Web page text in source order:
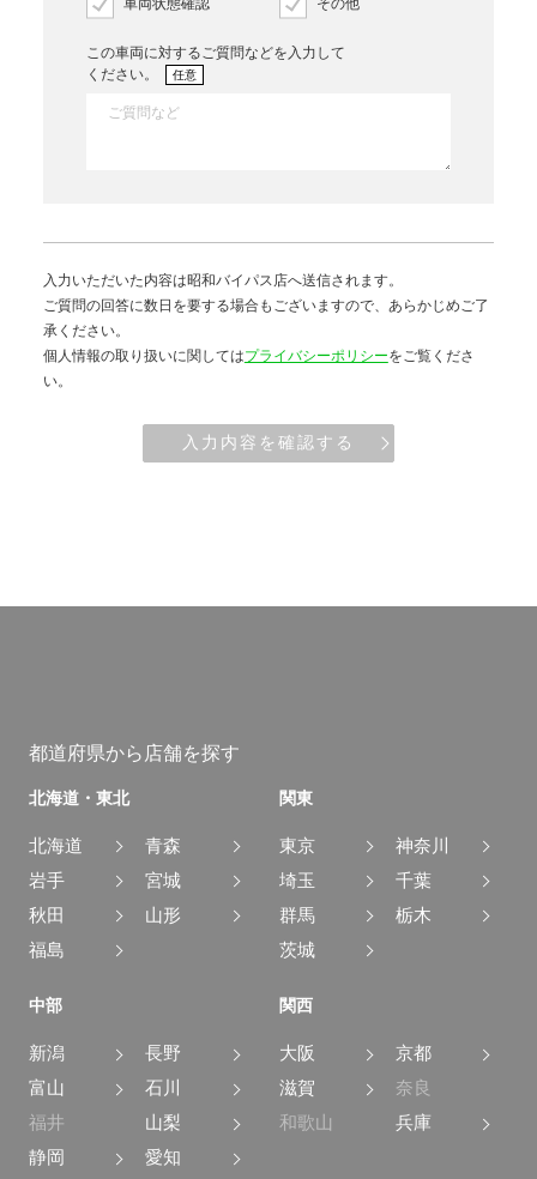
車両状態確認 その他
この車両に対するご質問などを入力して
ください。
任意
入力いただいた内容は昭和バイパス店へ送信されます。
ご質問の回答に数日を要する場合もございますので、あらかじめご了
承ください。
個人情報の取り扱いに関してはプライバシーポリシーをご覧くださ
い。
入力内容を確認する
都道府県から店舗を探す
北海道・東北
北海道
青森
岩手
宮城
秋田
山形
福島
関東
東京
神奈川
埼玉
千葉
群馬
栃木
茨城
中部
新潟
長野
富山
石川
福井
山梨
静岡
愛知
関西
大阪
京都
滋賀
奈良
和歌山
兵庫